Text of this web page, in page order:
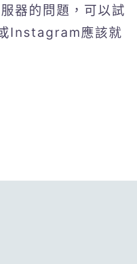
器的問題，可以試
Instagram應該就